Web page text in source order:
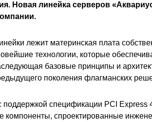
Новая линейка серверов
лежит материнская плата
технологии, которые
базовые принципы и
поколения флагманских
поддержкой спецификации PCI Express
компоненты, спроектированные